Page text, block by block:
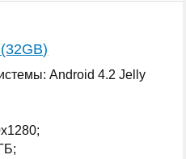
Android 4.2 Jelly